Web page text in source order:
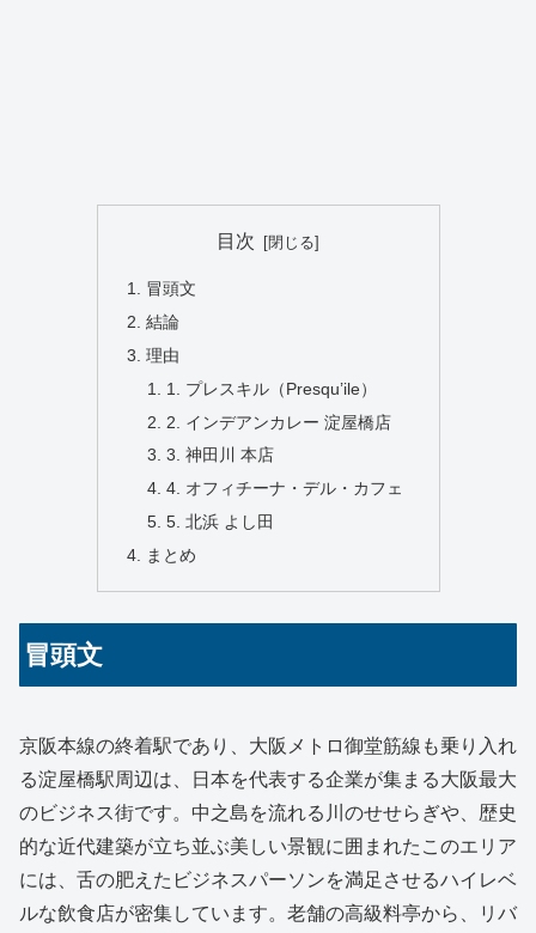
目次
冒頭文
結論
理由
1. プレスキル（Presqu’ile）
2. インデアンカレー 淀屋橋店
3. 神田川 本店
4. オフィチーナ・デル・カフェ
5. 北浜 よし田
まとめ
冒頭文
京阪本線の終着駅であり、大阪メトロ御堂筋線も乗り入れ
る淀屋橋駅周辺は、日本を代表する企業が集まる大阪最大
のビジネス街です。中之島を流れる川のせせらぎや、歴史
的な近代建築が立ち並ぶ美しい景観に囲まれたこのエリア
には、舌の肥えたビジネスパーソンを満足させるハイレベ
ルな飲食店が密集しています。老舗の高級料亭から、リバ